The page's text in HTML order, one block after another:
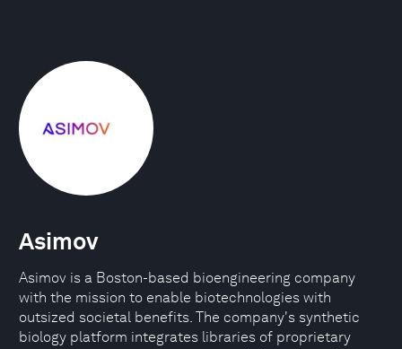
Asimov
Asimov is a Boston-based bioengineering company
with the mission to enable biotechnologies with
outsized societal benefits. The company's synthetic
biology platform integrates libraries of proprietary